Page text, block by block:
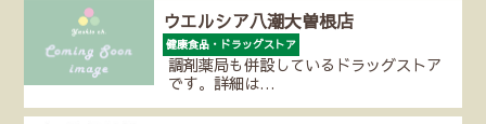
ウエルシア八潮大曽根店
健康食品・ドラッグストア
調剤薬局も併設しているドラッグストア
です。詳細は…